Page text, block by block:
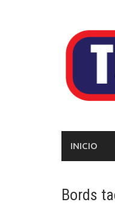
INICIO
Bords